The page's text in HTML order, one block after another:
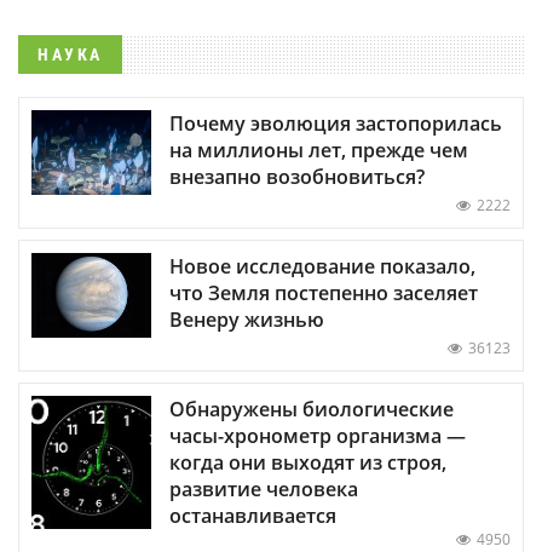
НАУКА
Почему эволюция застопорилась
на миллионы лет, прежде чем
внезапно возобновиться?
2222
Новое исследование показало,
что Земля постепенно заселяет
Венеру жизнью
36123
Обнаружены биологические
часы-хронометр организма —
когда они выходят из строя,
развитие человека
останавливается
4950